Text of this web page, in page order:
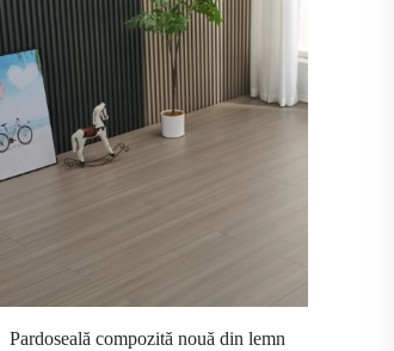
Pardoseală compozită nouă din lemn